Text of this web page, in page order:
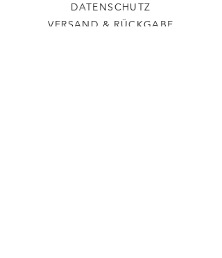
DATENSCHUTZ
VERSAND & RÜCKGABE